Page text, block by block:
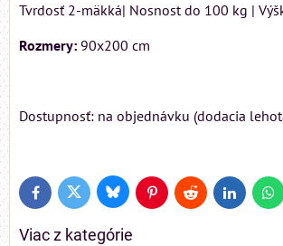
Tvrdosť 2-mäkká| Nosnost do 100 kg |
Rozmery: 90x200 cm
Dostupnosť: na objednávku (dodacia
FacebookTwitter BlueskyPinterestReddit LinkedIn
Viac z kategórie